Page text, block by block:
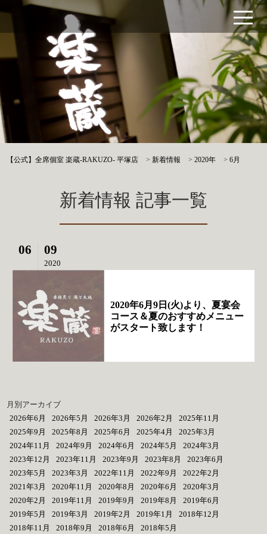
【公式】全席個室 楽蔵‐RAKUZO‐ 平塚店 >新着情報 >2020年 >6月
新着情報 記事一覧
06 09
2020
2020年6月9日(火)より、夏宴会
コース＆夏のおすすめメニュー
がスタート致します！
月別アーカイブ
2026年6月
2026年5月 2026年3月 2026年2月
2025年11月
2025年9月
2025年8月 2025年6月 2025年4月
2025年3月
2024年11月
2024年9月 2024年6月 2024年5月
2024年3月
2023年12月
2023年11月 2023年9月 2023年8月
2023年6月
2023年5月
2023年3月 2022年11月 2022年9月
2022年2月
2021年3月
2020年11月 2020年8月 2020年6月
2020年3月
2020年2月
2019年11月 2019年9月 2019年8月
2019年6月
2019年5月
2019年3月 2019年2月 2019年1月
2018年12月
2018年11月
2018年9月 2018年6月 2018年5月